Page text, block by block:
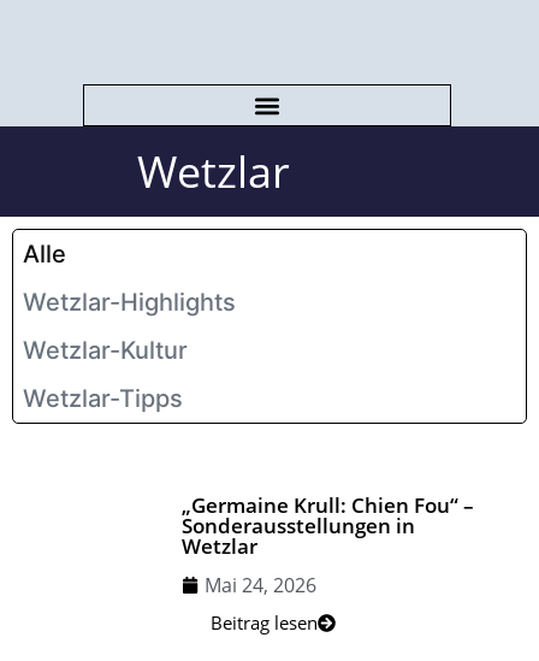
Wetzlar
Wetzlar-Highlights
Wetzlar-Kultur
Wetzlar-Tipps
Alle
„Germaine Krull: Chien Fou“ –
Sonderausstellungen in
Wetzlar
Mai 24, 2026
Beitrag lesen